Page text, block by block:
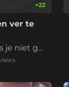
+22
ver te
je niet go
mounta